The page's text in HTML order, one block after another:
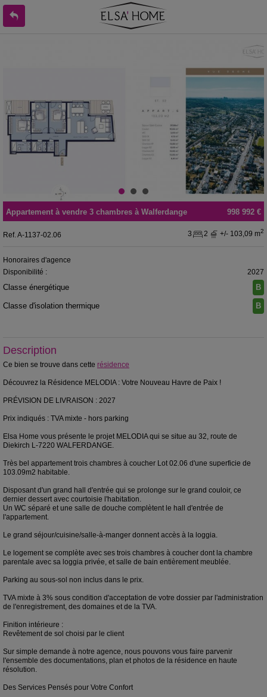
998 992 €
Appartement à vendre 3 chambres à Walferdange
Ref. A-1137-02.06 3 2 +/- 103,09 m2
Honoraires d'agence
Disponibilité :
2027
Classe énergétique B
Classe d'isolation thermique B
Description
Ce bien se trouve dans cette résidence
Découvrez la Résidence MELODIA : Votre Nouveau Havre de Paix !
PRÉVISION DE LIVRAISON : 2027
Prix indiqués : TVA mixte - hors parking
Elsa Home vous présente le projet MELODIA qui se situe au 32, route de
Diekirch L-7220 WALFERDANGE.
Très bel appartement trois chambres à coucher Lot 02.06 d'une superficie de
103.09m2 habitable.
Disposant d'un grand hall d'entrée qui se prolonge sur le grand couloir, ce
dernier dessert avec courtoisie l'habitation.
Un WC séparé et une salle de douche complètent le hall d'entrée de
l'appartement.
Le grand séjour/cuisine/salle-à-manger donnent accès à la loggia.
Le logement se complète avec ses trois chambres à coucher dont la chambre
parentale avec sa loggia privée, et salle de bain entièrement meublée.
Parking au sous-sol non inclus dans le prix.
TVA mixte à 3% sous condition d'acceptation de votre dossier par l'administration
de l'enregistrement, des domaines et de la TVA.
Finition intérieure :
Revêtement de sol choisi par le client
Sur simple demande à notre agence, nous pouvons vous faire parvenir
l'ensemble des documentations, plan et photos de la résidence en haute
résolution.
Des Services Pensés pour Votre Confort